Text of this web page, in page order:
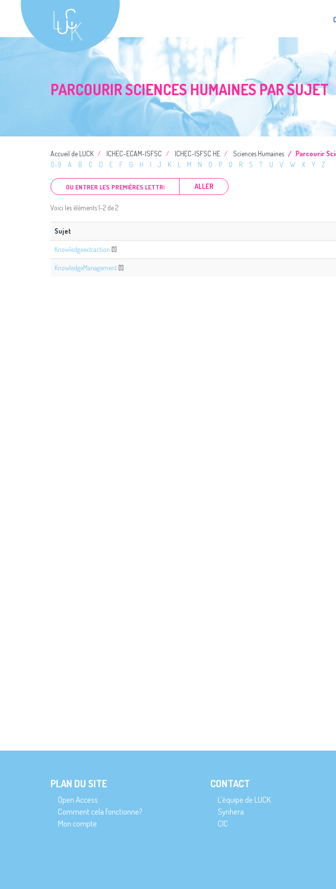
PARCOURIR SCIENCES HUMAINES PAR SUJET
Accueil de LUCK ICHEC-ECAM-ISFSC ICHEC-ISFSC HE Sciences Humaines
Parcourir
0-9
A B C D E F G H I J K L M N O P Q R S T U V W X Y Z
ALLER
Voici les éléments 1-2 de 2
Sujet
Knowledgeextraction [1]
KnowledgeManagement [1]
PLAN DU SITE
Open Access
Comment cela fonctionne?
Mon compte
CONTACT
L’équipe de LUCK
Synhera
CIC